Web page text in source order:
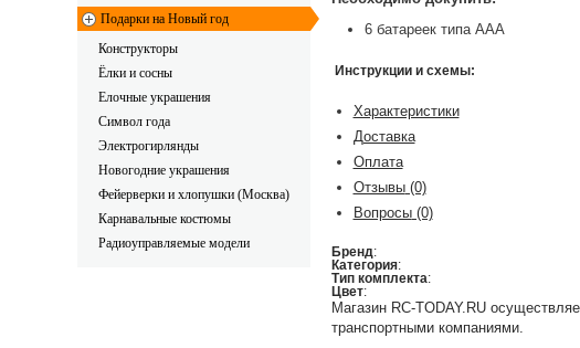
Подарки на Новый год
Конструкторы
Ёлки и сосны
Елочные украшения
Символ года
Электрогирлянды
Новогодние украшения
Фейерверки и хлопушки (Москва)
Карнавальные костюмы
Радиоуправляемые модели
6 батареек типа ААА
Инструкции и схемы:
Характеристики
Доставка
Оплата
Отзывы(0)
Вопросы(0)
Бренд:
Категория:
Тип комплекта:
Цвет:
Магазин RC-TODAY.RU
транспортными компаниями.